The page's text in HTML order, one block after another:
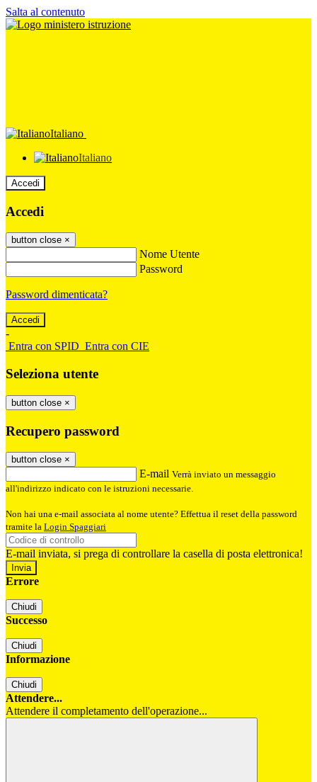
Salta al contenuto
Italiano
Italiano
Accedi
Accedi
button close ×
Nome Utente
Password
Password dimenticata?
-
Entra con SPID Entra con CIE
Seleziona utente
button close ×
Recupero password
button close ×
E-mail Verrà inviato un messaggio
all'indirizzo indicato con le istruzioni necessarie.
Non hai una e-mail associata al nome utente? Effettua il reset della password
tramite la Login Spaggiari
E-mail inviata, si prega di controllare la casella di posta elettronica!
Errore
Chiudi
Successo
Chiudi
Informazione
Chiudi
Attendere...
Attendere il completamento dell'operazione...